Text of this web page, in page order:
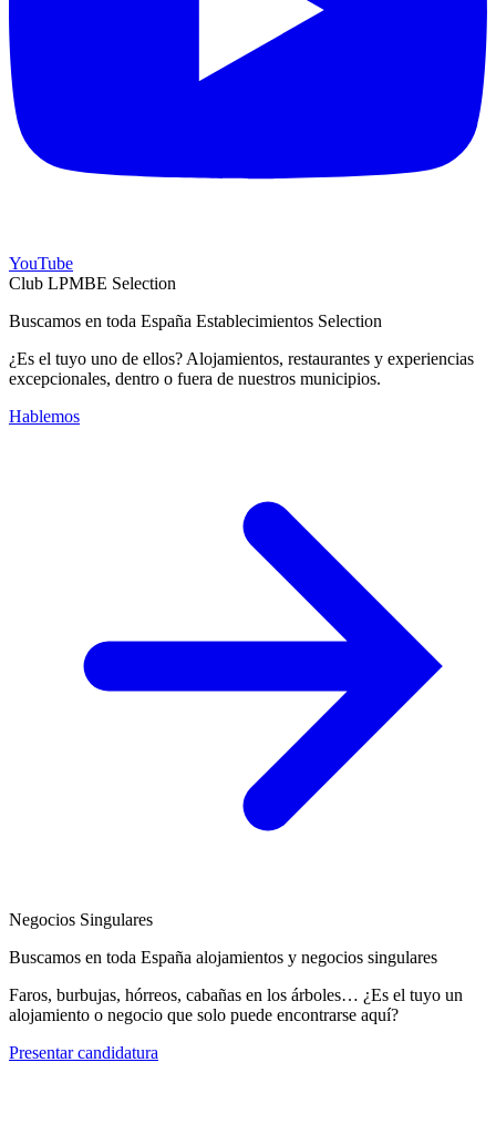
YouTube
Club LPMBE Selection
Buscamos en toda España Establecimientos Selection
¿Es el tuyo uno de ellos? Alojamientos, restaurantes y experiencias
excepcionales, dentro o fuera de nuestros municipios.
Hablemos
Negocios Singulares
Buscamos en toda España alojamientos y negocios singulares
Faros, burbujas, hórreos, cabañas en los árboles… ¿Es el tuyo un
alojamiento o negocio que solo puede encontrarse aquí?
Presentar candidatura